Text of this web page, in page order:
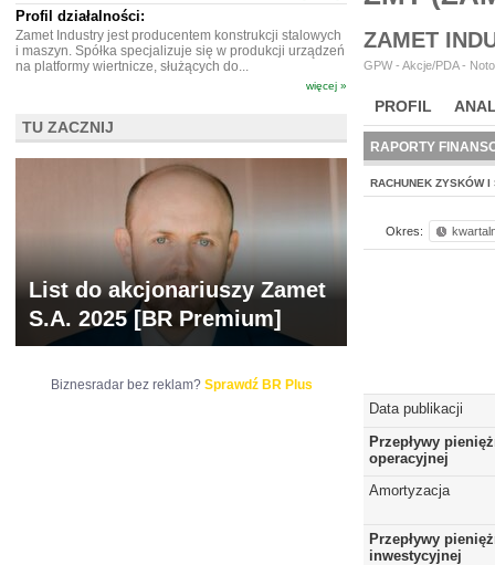
ZAMET
GPW - Akcje/PDA -
PROFIL
BR LAB
RAPORTY
RACHUNEK ZYSKÓW I
Okres:
Data publikacji
Przepływy
operacyjnej
Amortyzacja
Przepływy
inwestycyjnej
Profil działalności:
Zamet Industry jest producentem konstrukcji stalowych
i maszyn. Spółka specjalizuje się w produkcji urządzeń
na platformy wiertnicze, służących do...
więcej »
TU ZACZNIJ
List do akcjonariuszy Zamet
S.A. 2025 [BR Premium]
Biznesradar bez reklam? Sprawdź BR Plus